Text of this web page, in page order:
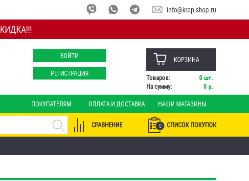
info@krep-shop.ru
ВОЙТИ
РЕГИСТРАЦИЯ
КОРЗИНА
Товаров: 0 шт.
На сумму:
0 р.
ПОКУПАТЕЛЯМ ОПЛАТА И ДОСТАВКА НАШИ МАГАЗИНЫ
0 СПИСОК ПОКУПОК
СРАВНЕНИЕ